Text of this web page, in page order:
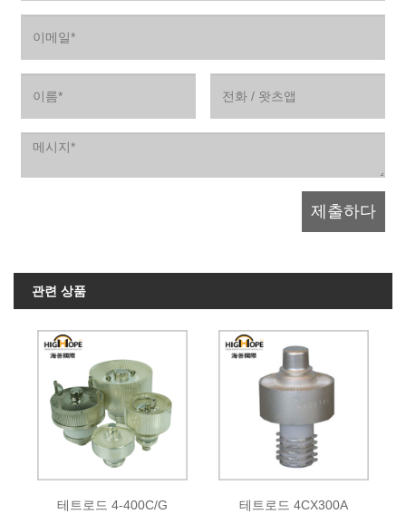
관련 상품
테트로드 4-400C/G 테트로드 4CX300A